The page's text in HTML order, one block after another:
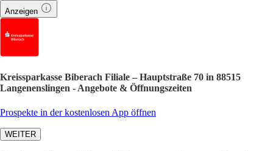
Anzeigen
Kreissparkasse Biberach Filiale – Hauptstraße 70 in 88515
Langenenslingen - Angebote & Öffnungszeiten
Prospekte in der kostenlosen App öffnen
WEITER